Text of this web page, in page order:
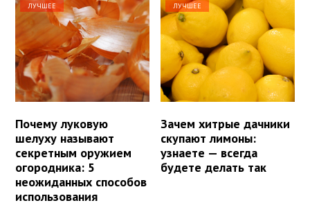
ЛУЧШЕЕ
Почему луковую
шелуху называют
секретным оружием
огородника: 5
неожиданных способов
использования
ЛУЧШЕЕ
Зачем хитрые дачники
скупают лимоны:
узнаете — всегда
будете делать так